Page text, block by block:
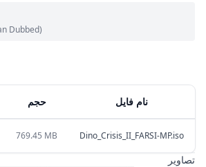
نام فایل حجم
Dino_Crisis_II_FARSI-MP.iso
769.45 MB
تصاویر
Dubbed)